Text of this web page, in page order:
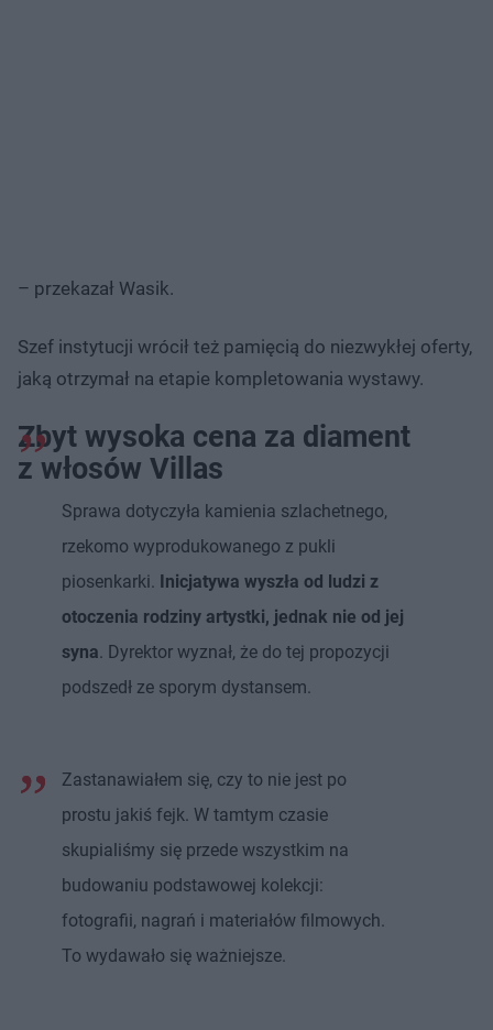
– przekazał Wasik.
Szef instytucji wrócił też pamięcią do niezwykłej oferty,
jaką otrzymał na etapie kompletowania wystawy.
Zbyt wysoka cena za diament
z włosów Villas
Sprawa dotyczyła kamienia szlachetnego,
rzekomo wyprodukowanego z pukli
piosenkarki. Inicjatywa wyszła od ludzi z
otoczenia rodziny artystki, jednak nie od jej
syna. Dyrektor wyznał, że do tej propozycji
podszedł ze sporym dystansem.
Zastanawiałem się, czy to nie jest po
prostu jakiś fejk. W tamtym czasie
skupialiśmy się przede wszystkim na
budowaniu podstawowej kolekcji:
fotografii, nagrań i materiałów filmowych.
To wydawało się ważniejsze.